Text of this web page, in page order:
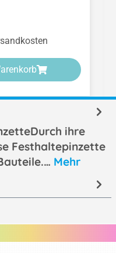
ihre
Festhaltepinzette
Mehr